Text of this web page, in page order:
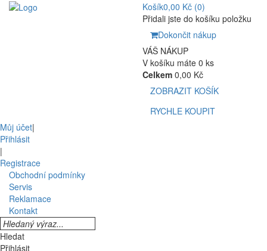
Košík0,00 Kč (0)
Přidali jste do košíku položku
Dokončit nákup
VÁŠ NÁKUP
V košíku máte 0 ks
Celkem 0,00 Kč
ZOBRAZIT KOŠÍK
RYCHLE KOUPIT
Můj účet|
Přihlásit
|
Registrace
Obchodní podmínky
Servis
Reklamace
Kontakt
Hledat
Přihlásit